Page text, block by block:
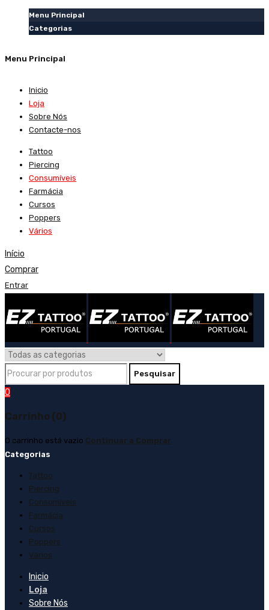
Menu Principal
Categorias
Menu Principal
Inicio
Loja
Sobre Nós
Contacte-nos
Tattoo
Piercing
Consumíveis
Farmácia
Cursos
Poppers
Vários
Início
Comprar
Entrar
0
Carrinho (0)
O carrinho está vazio Continuar a Comprar
Categorias
Tattoo
Piercing
Consumíveis
Farmácia
Cursos
Poppers
Vários
Inicio
Loja
Sobre Nós